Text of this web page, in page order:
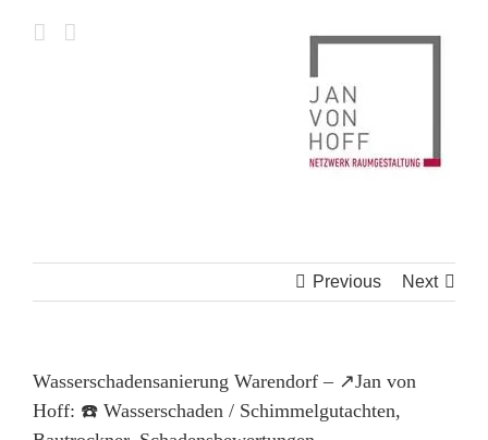
Previous Next
Wasserschadensanierung Warendorf – ↗️Jan von
Hoff: ☎️ Wasserschaden / Schimmelgutachten,